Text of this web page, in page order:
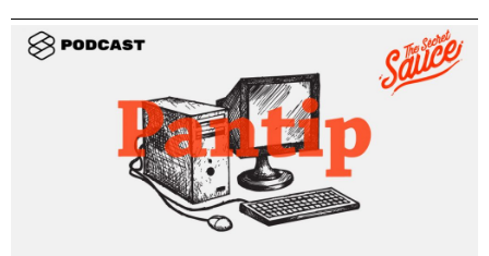
นครินทร์ วนกิจไพบูลย์
บรรณาธิการบริหาร สำนักข่าว THE
STANDARD วิทยากรด้านสื่อและการทำคอน
เทนต์ออนไลน์